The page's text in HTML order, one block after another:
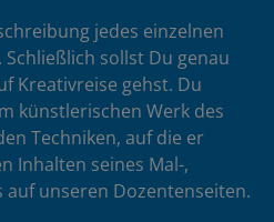
jedes einzelnen
sollst Du genau
Kreativreise gehst. Du
künstlerischen Werk des
Techniken, auf die er
Inhalten seines Mal-,
auf unseren Dozentenseiten.